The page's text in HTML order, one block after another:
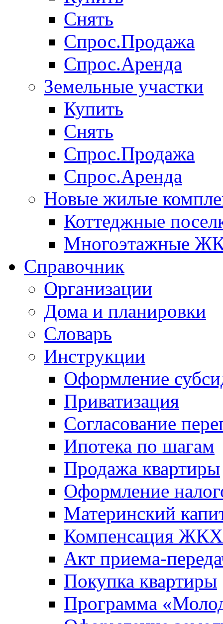
Снять
Спрос.Продажа
Спрос.Аренда
Земельные участки
Купить
Снять
Спрос.Продажа
Спрос.Аренда
Новые жилые
Коттеджные
Многоэтажные
Справочник
Организации
Дома и планировки
Словарь
Инструкции
Оформление
Приватизация
Согласование
Ипотека по шагам
Продажа квартиры
Оформление
Материнский
Компенсация ЖКХ
Акт приема-
Покупка квартиры
Программа